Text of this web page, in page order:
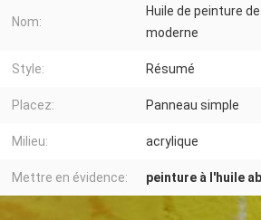
Nom:
Huile de peinture
moderne
Style: Résumé
Placez: Panneau simple
Milieu: acrylique
Mettre en évidence: peinture à l'huile